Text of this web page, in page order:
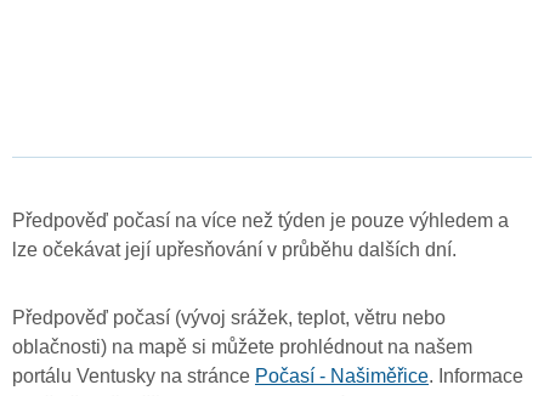
Předpověď počasí na více než týden je pouze výhledem a
lze očekávat její upřesňování v průběhu dalších dní.
Předpověď počasí (vývoj srážek, teplot, větru nebo
oblačnosti) na mapě si můžete prohlédnout na našem
portálu Ventusky na stránce Počasí - Našiměřice. Informace